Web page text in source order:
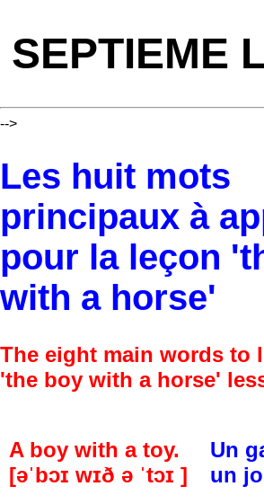
SEPTIEME
-->
Les huit mots
principaux à
pour la leçon
with a horse'
The eight main words to
'the boy with a horse'
A boy with a toy.
[əˈbɔɪ wɪð ə ˈtɔɪ ]
Un
un